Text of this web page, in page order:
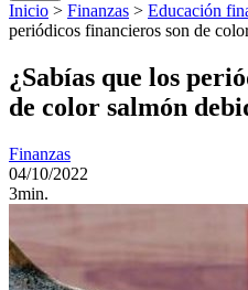
Inicio > Finanzas > Educación
periódicos financieros son de
¿Sabías que los
de color salmón
Finanzas
04/10/2022
3min.